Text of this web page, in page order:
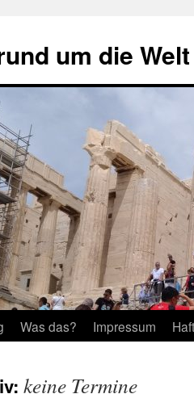
um die Welt
Was das? Impressum
keine Termine